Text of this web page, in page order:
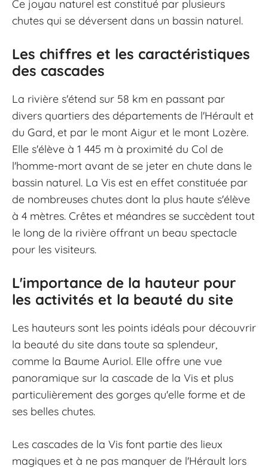
Ce joyau naturel est constitué par plusieurs
chutes qui se déversent dans un bassin naturel.
Les chiffres et les caractéristiques
des cascades
La rivière s'étend sur 58 km en passant par
divers quartiers des départements de l'Hérault et
du Gard, et par le mont Aigur et le mont Lozère.
Elle s'élève à 1 445 m à proximité du Col de
l'homme-mort avant de se jeter en chute dans le
bassin naturel. La Vis est en effet constituée par
de nombreuses chutes dont la plus haute s'élève
à 4 mètres. Crêtes et méandres se succèdent tout
le long de la rivière offrant un beau spectacle
pour les visiteurs.
L'importance de la hauteur pour
les activités et la beauté du site
Les hauteurs sont les points idéals pour découvrir
la beauté du site dans toute sa splendeur,
comme la Baume Auriol. Elle offre une vue
panoramique sur la cascade de la Vis et plus
particulièrement des gorges qu'elle forme et de
ses belles chutes.
Les cascades de la Vis font partie des lieux
magiques et à ne pas manquer de l'Hérault lors